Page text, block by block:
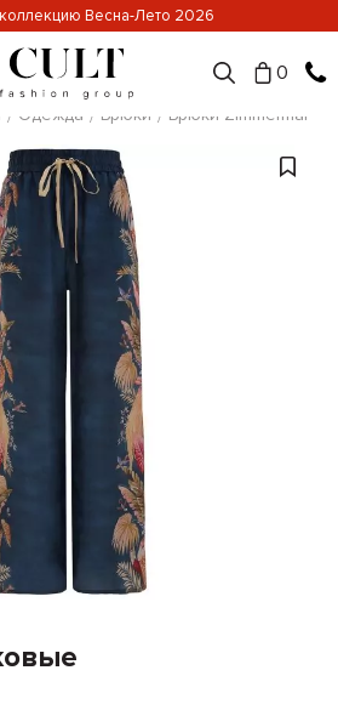
Весна-Лето 2026
0
Одежда Брюки Брюки Zimmermann